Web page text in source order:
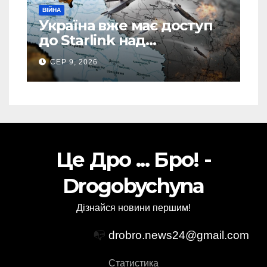
ВІЙНА
Україна вже має доступ
до Starlink над
територією Росії: в одній
спеціальній зоні – ЗМІ
СЕР 9, 2026
Це Дро ... Бро! -
Drogobychyna
Дізнайся новини першим!
📭 drobro.news24@gmail.com
Статистика